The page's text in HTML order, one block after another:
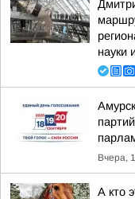
науки
Вчера,
А кто